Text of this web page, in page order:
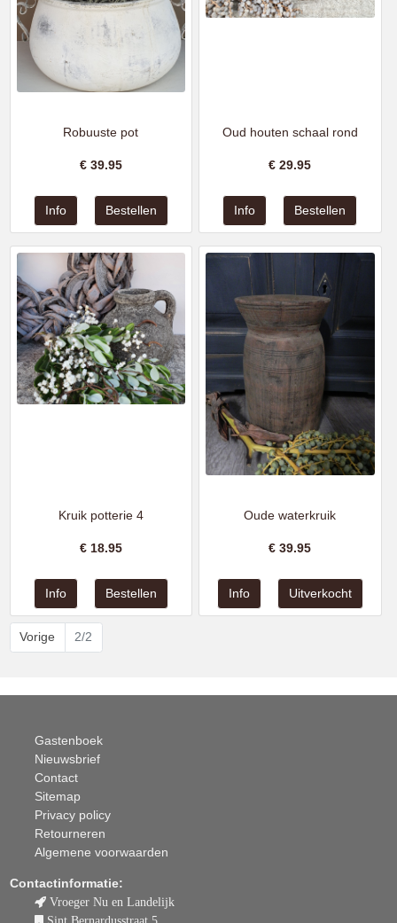
Robuuste pot
€ 39.95
Oud houten schaal rond
€29.95
Kruik potterie 4
€ 18.95
Oude waterkruik
€39.95
Vorige 2/2
Gastenboek
Nieuwsbrief
Contact
Sitemap
Privacy policy
Retourneren
Algemene voorwaarden
Contactinformatie:
Vroeger Nu en Landelijk
Sint Bernardusstraat 5